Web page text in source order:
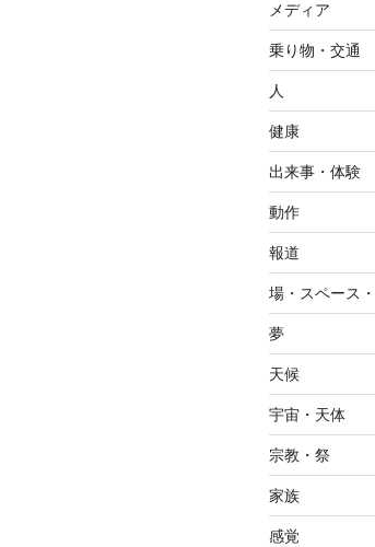
メディア
乗り物・交通
人
健康
出来事・体験
動作
報道
場・スペース
夢
天候
宇宙・天体
宗教・祭
家族
感覚